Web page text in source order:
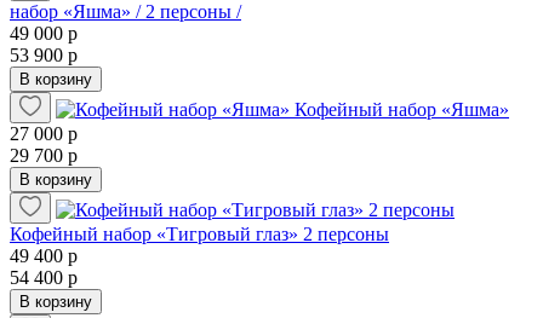
набор «Яшма» / 2 персоны /
49 000 р
53 900 р
В корзину
Кофейный набор «Яшма»
27 000 р
29 700 р
В корзину
Кофейный набор «Тигровый глаз» 2 персоны
49 400 р
54 400 р
В корзину